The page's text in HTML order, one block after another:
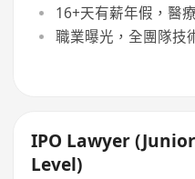
16+天有薪年假，醫
職業曝光，全團隊技
IPO Lawyer
Level)